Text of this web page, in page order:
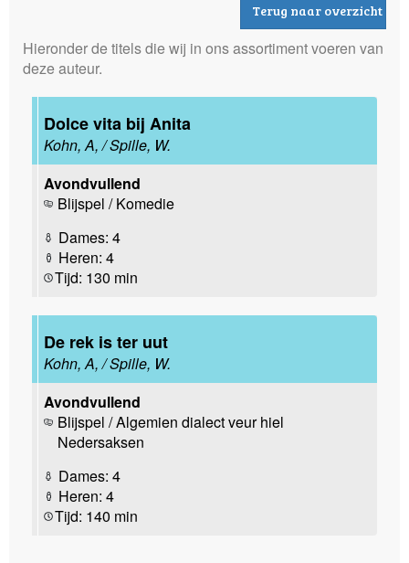
Terug naar overzicht
Hieronder de titels die wij in ons assortiment voeren van
deze auteur.
Dolce vita bij Anita
Kohn, A, / Spille, W.
Avondvullend
Blijspel / Komedie
Dames: 4
Heren: 4
Tijd: 130 min
De rek is ter uut
Kohn, A, / Spille, W.
Avondvullend
Blijspel / Algemien dialect veur hiel
Nedersaksen
Dames: 4
Heren: 4
Tijd: 140 min